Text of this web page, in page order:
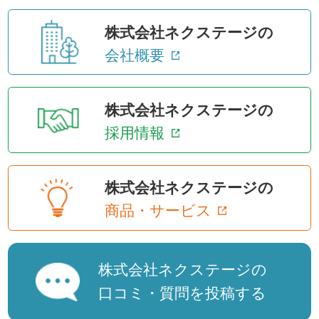
株式会社ネクステージの
会社概要
株式会社ネクステージの
採用情報
株式会社ネクステージの
商品・サービス
株式会社ネクステージの
口コミ・質問を投稿する